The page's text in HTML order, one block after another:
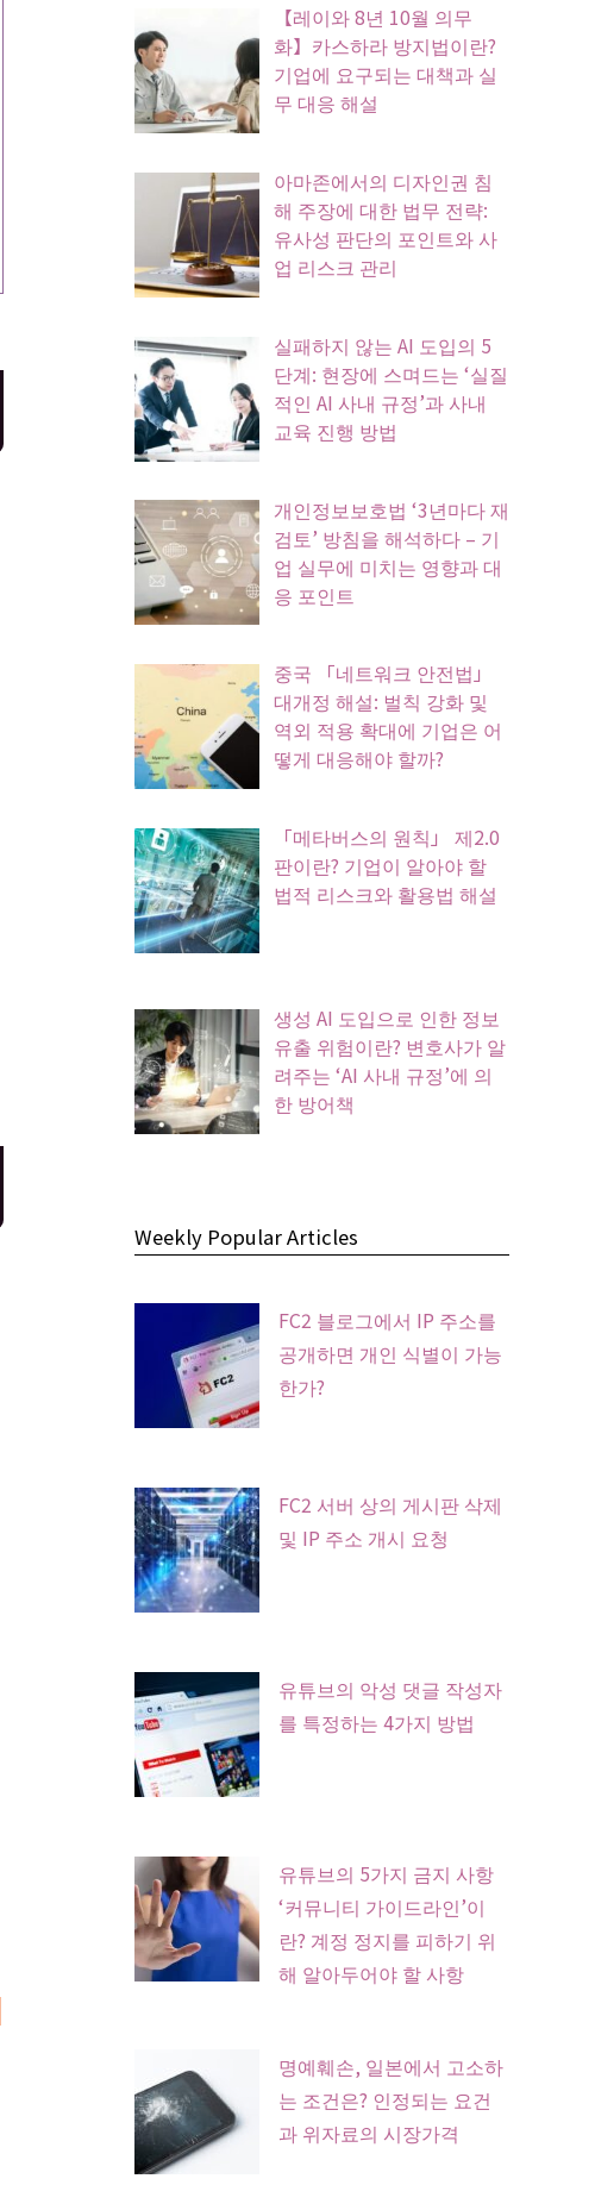
【레이와 8년 10월 의무
화】카스하라 방지법이란?
기업에 요구되는 대책과 실
무 대응 해설
아마존에서의 디자인권 침
해 주장에 대한 법무 전략:
유사성 판단의 포인트와 사
업 리스크 관리
실패하지 않는 AI 도입의 5
단계: 현장에 스며드는 ‘실질
적인 AI 사내 규정’과 사내
교육 진행 방법
개인정보보호법 ‘3년마다 재
검토’ 방침을 해석하다 – 기
업 실무에 미치는 영향과 대
응 포인트
중국 「네트워크 안전법」
대개정 해설: 벌칙 강화 및
역외 적용 확대에 기업은 어
떻게 대응해야 할까?
「메타버스의 원칙」 제2.0
판이란? 기업이 알아야 할
법적 리스크와 활용법 해설
생성 AI 도입으로 인한 정보
유출 위험이란? 변호사가 알
려주는 ‘AI 사내 규정’에 의
한 방어책
Weekly Popular Articles
FC2 블로그에서 IP 주소를
공개하면 개인 식별이 가능
한가?
FC2 서버 상의 게시판 삭제
및 IP 주소 개시 요청
유튜브의 악성 댓글 작성자
를 특정하는 4가지 방법
유튜브의 5가지 금지 사항
‘커뮤니티 가이드라인’이
란? 계정 정지를 피하기 위
해 알아두어야 할 사항
명예훼손, 일본에서 고소하
는 조건은? 인정되는 요건
과 위자료의 시장가격